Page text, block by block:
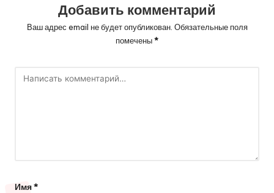
Добавить комментарий
Ваш адрес email не будет опубликован. Обязательные поля
помечены*
Имя*